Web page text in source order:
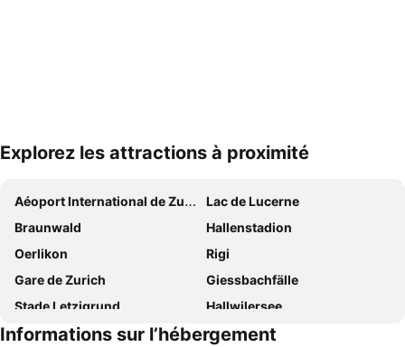
Explorez les attractions à proximité
Aéoport International de Zurich
Lac de Lucerne
Braunwald
Hallenstadion
Oerlikon
Rigi
Gare de Zurich
Giessbachfälle
Stade Letzigrund
Hallwilersee
Lac des Quatre-Cantons
Altstetten
Informations sur l’hébergement